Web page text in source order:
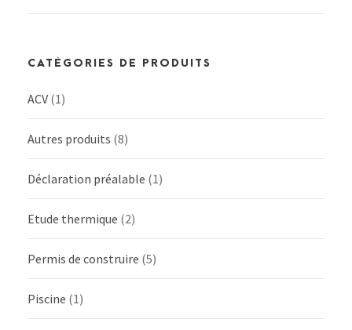
CATÉGORIES DE PRODUITS
ACV (1)
Autres produits (8)
Déclaration préalable (1)
Etude thermique (2)
Permis de construire (5)
Piscine (1)